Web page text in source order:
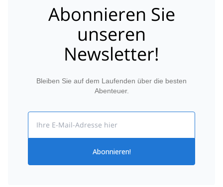
Abonnieren Sie
unseren
Newsletter!
Bleiben Sie auf dem Laufenden über die besten
Abenteuer.
Abonnieren!